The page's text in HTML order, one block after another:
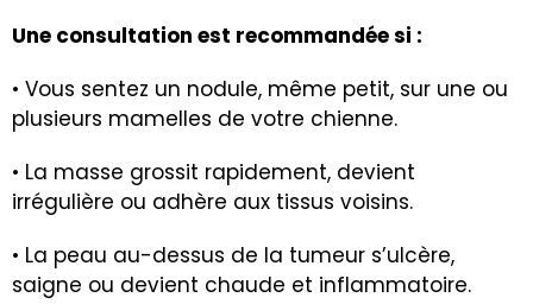
Une consultation est recommandée si :
• Vous sentez un nodule, même petit, sur une ou
plusieurs mamelles de votre chienne.
• La masse grossit rapidement, devient
irrégulière ou adhère aux tissus voisins.
• La peau au-dessus de la tumeur s’ulcère,
saigne ou devient chaude et inflammatoire.